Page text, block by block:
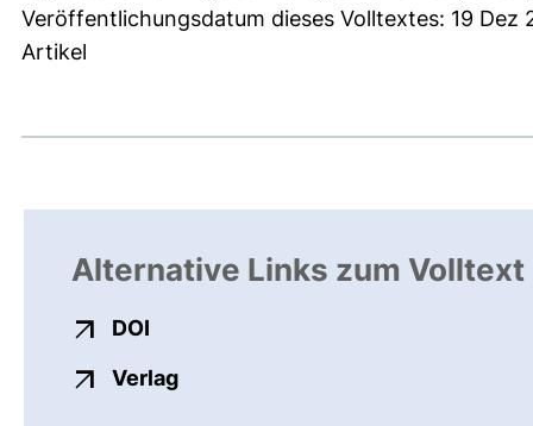
Veröffentlichungsdatum dieses Volltextes: 19 Dez
Artikel
Alternative Links zum Volltext
DOI
Verlagexterner Link, öffnet neues